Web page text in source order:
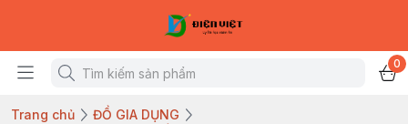
0
Trang chủ
ĐỒ GIA DỤNG